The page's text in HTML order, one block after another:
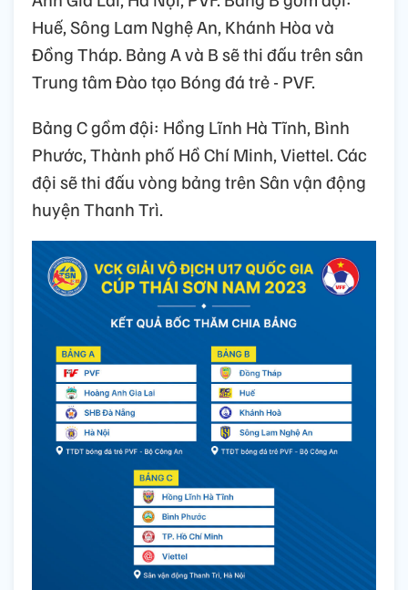
Huế, Sông Lam Nghệ An, Khánh Hòa và
Đồng Tháp. Bảng A và B sẽ thi đấu trên sân
Trung tâm Đào tạo Bóng đá trẻ - PVF.
Bảng C gồm đội: Hồng Lĩnh Hà Tĩnh, Bình
Phước, Thành phố Hồ Chí Minh, Viettel. Các
đội sẽ thi đấu vòng bảng trên Sân vận động
huyện Thanh Trì.